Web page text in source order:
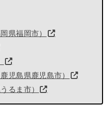
県福岡市）
児島県鹿児島市）
るま市）